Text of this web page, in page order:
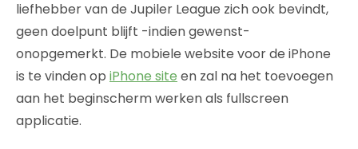
liefhebber van de Jupiler League zich ook bevindt,
geen doelpunt blijft -indien gewenst-
onopgemerkt. De mobiele website voor de iPhone
is te vinden op iPhone site en zal na het toevoegen
aan het beginscherm werken als fullscreen
applicatie.